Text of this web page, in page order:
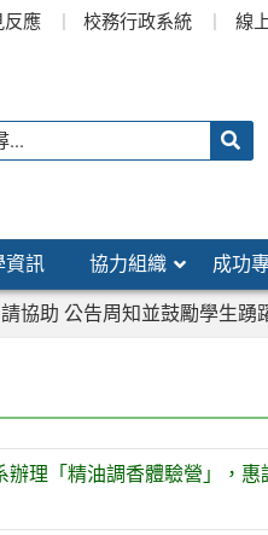
反應 校務行政系統 線
資訊 協力組織 成功
協助 公告周知並鼓勵學生踴
理「精油調香體驗營」，